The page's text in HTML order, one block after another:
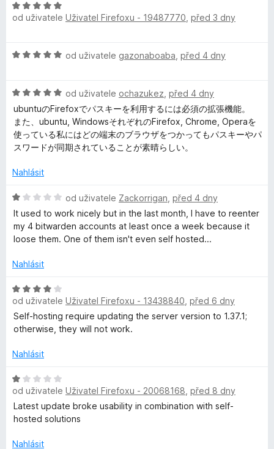
t
w
r
d
e
n
–
B
e
z
p
l
a
t
:
1
n
o
n
1
z
5
H
o
o
n
5
z
od uživatele Uživatel Firefoxu - 19487770 před 3 dny
H
n
o
c
e
n
:
z
5
od uživatele gazonaboaba před 4 dny
H
o
d
n
o
e
í
:
z
od uživatele ochazukez před 4 dny
ubuntuのFirefoxでパスキーを利用するには必須の拡張機能。
また、ubuntu, WindowsそれぞれのFirefox, Chrome, Operaを
使っている私にはどの端末のブラウザをつかってもパスキーやパ
スワードが同期されていることが素晴らしい。
Nahlásit
H
o
d
n
c
n
í
1
5
od uživatele Zackorrigan před 4 dny
It used to work nicely but in the last month, I have to reenter
my 4 bitwarden accounts at least once a week because it
loose them. One of them isn't even self hosted...
Nahlásit
H
o
d
n
c
n
í
:
4
5
od uživatele Uživatel Firefoxu - 13438840 před 6 dny
Self-hosting require updating the server version to 1.37.1;
otherwise, they will not work.
Nahlásit
H
o
d
n
c
od uživatele Uživatel Firefoxu - 20068168 před 8 dny
Latest update broke usability in combination with self-
hosted solutions
Nahlásit